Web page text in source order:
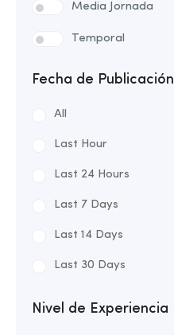
Media Jornada
Temporal
Fecha de Publicación
All
Last Hour
Last 24 Hours
Last 7 Days
Last 14 Days
Last 30 Days
Nivel de Experiencia